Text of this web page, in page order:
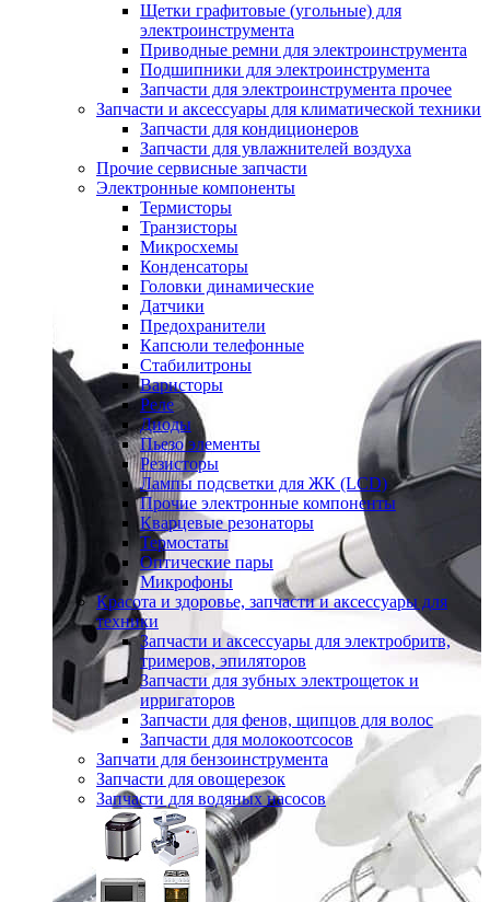
Щетки графитовые (угольные) для
электроинструмента
Приводные ремни для электроинструмента
Подшипники для электроинструмента
Запчасти для электроинструмента прочее
Запчасти и аксессуары для климатической техники
Запчасти для кондиционеров
Запчасти для увлажнителей воздуха
Прочие сервисные запчасти
Электронные компоненты
Термисторы
Транзисторы
Микросхемы
Конденсаторы
Головки динамические
Датчики
Предохранители
Капсюли телефонные
Стабилитроны
Варисторы
Реле
Диоды
Пьезо элементы
Резисторы
Лампы подсветки для ЖК (LCD)
Прочие электронные компоненты
Кварцевые резонаторы
Термостаты
Оптические пары
Микрофоны
Красота и здоровье, запчасти и аксессуары для
техники
Запчасти и аксессуары для электробритв,
тримеров, эпиляторов
Запчасти для зубных электрощеток и
ирригаторов
Запчасти для фенов, щипцов для волос
Запчасти для молокоотсосов
Запчати для бензоинструмента
Запчасти для овощерезок
Запчасти для водяных насосов